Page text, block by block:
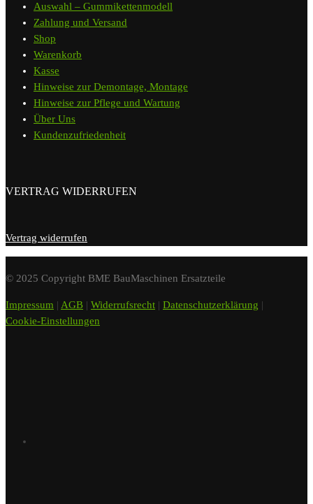
Auswahl – Gummikettenmodell
Zahlung und Versand
Shop
Warenkorb
Kasse
Hinweise zur Demontage, Montage
Hinweise zur Pflege und Wartung
Über Uns
Kundenzufriedenheit
VERTRAG WIDERRUFEN
Vertrag widerrufen
© 2025 Copyright BME BauMaschinen Ersatzteile
Impressum | AGB | Widerrufsrecht | Datenschutzerklärung |
Cookie-Einstellungen